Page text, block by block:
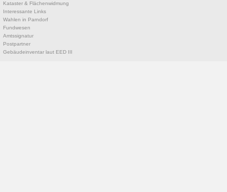
Kataster & Flächenwidmung
Interessante Links
Wahlen in Parndorf
Fundwesen
Amtssignatur
Postpartner
Gebäudeinventar laut EED III